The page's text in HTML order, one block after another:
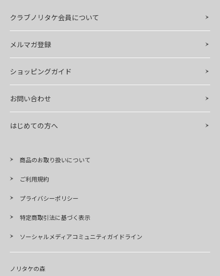
クラブノリタケ会員について
メルマガ登録
ショッピングガイド
お問い合わせ
はじめての方へ
商品のお取り扱いについて
ご利用規約
プライバシーポリシー
特定商取引法に基づく表示
ソーシャルメディアコミュニティガイドライン
ノリタケの森